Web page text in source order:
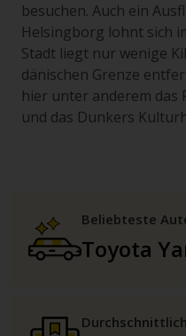
besuchen. Auch ein
Helsingborg lohnt sich
Stadt liegt nur wenige
dänischen Grenze
hier unter anderem das
und das Dunkers
Beliebteste
Toyota